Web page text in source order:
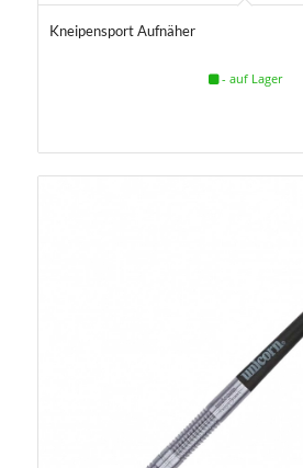
5.00
Kneipensport Aufnäher
- auf Lager